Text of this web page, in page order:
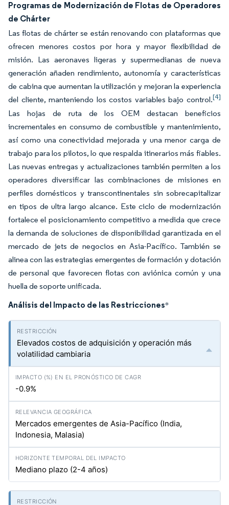
Programas de Modernización de Flotas de Operadores
de Chárter
Las flotas de chárter se están renovando con plataformas que
ofrecen menores costos por hora y mayor flexibilidad de
misión. Las aeronaves ligeras y supermedianas de nueva
generación añaden rendimiento, autonomía y características
de cabina que aumentan la utilización y mejoran la experiencia
del cliente, manteniendo los costos variables bajo control.[4]
Las hojas de ruta de los OEM destacan beneficios
incrementales en consumo de combustible y mantenimiento,
así como una conectividad mejorada y una menor carga de
trabajo para los pilotos, lo que respalda itinerarios más fiables.
Las nuevas entregas y actualizaciones también permiten a los
operadores diversificar las combinaciones de misiones en
perfiles domésticos y transcontinentales sin sobrecapitalizar
en tipos de ultra largo alcance. Este ciclo de modernización
fortalece el posicionamiento competitivo a medida que crece
la demanda de soluciones de disponibilidad garantizada en el
mercado de jets de negocios en Asia-Pacífico. También se
alinea con las estrategias emergentes de formación y dotación
de personal que favorecen flotas con aviónica común y una
huella de soporte unificada.
Análisis del Impacto de las Restricciones*
Elevados costos de adquisición y operación más
volatilidad cambiaria
-0.9%
Mercados emergentes de Asia-Pacífico (India,
Indonesia, Malasia)
Mediano plazo (2-4 años)